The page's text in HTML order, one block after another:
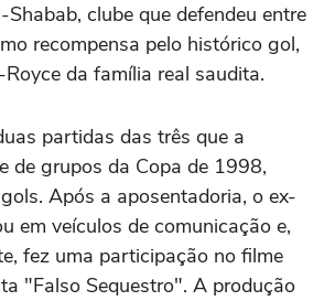
clube que defendeu entre
recompensa pelo histórico gol,
da família real saudita.
partidas das três que a
de grupos da Copa de 1998,
Após a aposentadoria, o ex-
em veículos de comunicação e,
fez uma participação no filme
"Falso Sequestro". A produção